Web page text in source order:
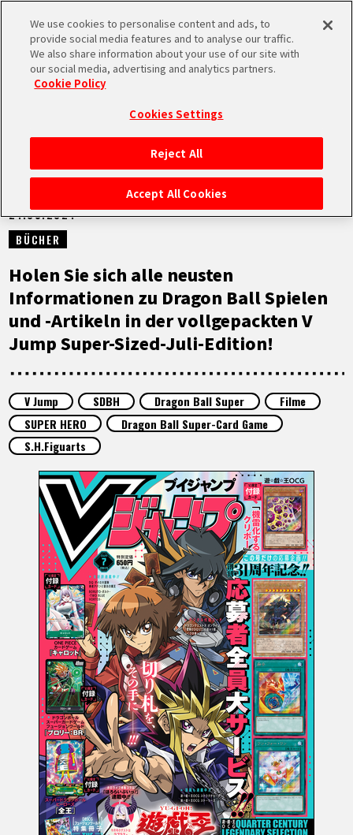
MEN
STARTSEITE
NEUES
HIGHLIGHTS
VIDEOS
INFOS
LANGUAGE
JP
EN FR DE ES
NEUES
21.05.2024
BÜCHER
Holen Sie sich alle neusten
Informationen zu Dragon Ball Spielen
und -Artikeln in der vollgepackten V
Jump Super-Sized-Juli-Edition!
V Jump SDBH Dragon Ball Super
Filme
SUPER HERO
Dragon Ball Super-Card Game
S.H.Figuarts
We use cookies to personalise content and ads, to
provide social media features and to analyse our traffic.
We also share information about your use of our site with
our social media, advertising and analytics partners.
Cookie Policy
Cookies Settings
Reject All
Accept All Cookies